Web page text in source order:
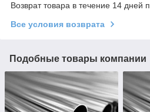
Возврат товара в течение 14 дней
Все условия возврата
Подобные товары компании